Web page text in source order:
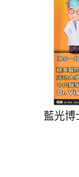
藍光博